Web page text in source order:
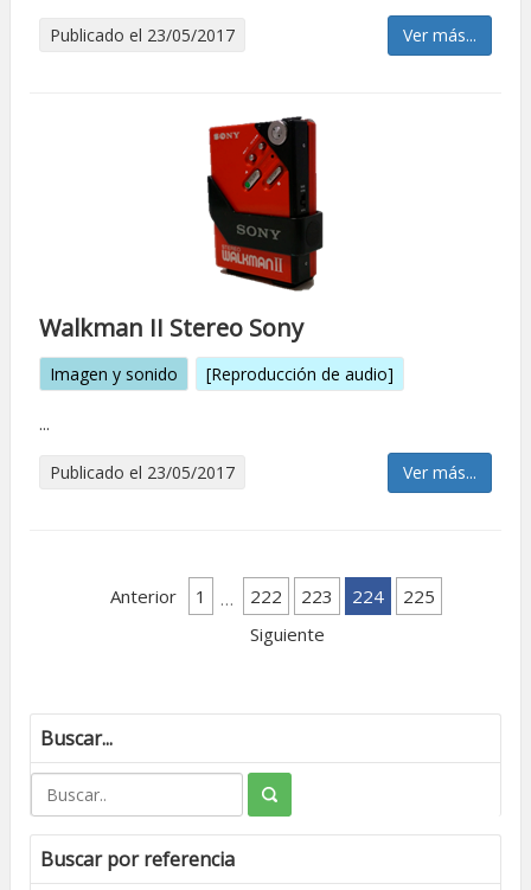
Publicado el 23/05/2017 Ver más...
Walkman II Stereo Sony
Imagen y sonido [Reproducción de audio]
...
Publicado el 23/05/2017 Ver más...
Anterior 1 … 222 223 224
225
Siguiente
Buscar...
Buscar por referencia